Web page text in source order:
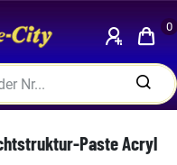
0
Paste Acryl